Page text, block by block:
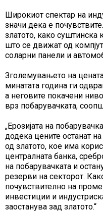
Широкиот спектар на
значи дека е
златото, како
што се движат од
соларни панели и
Зголемувањето на
минатата година ги
а неговите покачени
врз побарувачката,
„Ерозијата на
додека цените останат
од златото, кое има
централната банка,
на побарувачката и
резерви на секторот.
почувствително на
инвестиции и
заостанува зад златото.“